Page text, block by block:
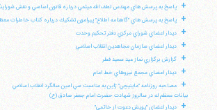
+ پاسخ به پرسش هاي مهندس لطف الله ميثمي درباره قانون اساسي و نقش
+ پاسخ به پرسش هاي "گاهنامه اطلاع" پيرامون تشكيك درباره كتاب خاطرات
+ ديدار اعضاي شوراي مركزي دفتر تحكيم وحدت
+ ديدار اعضاي سازمان مجاهدين انقلاب اسلامي
+ گزارش برگزاري نماز عيد سعيد فطر
+ ديدار اعضاي مجمع نيروهاي خط امام
+
مصاحبه روزنامه "ماينيچي" ژاپن به مناسبت سي امين سالگرد انقلاب اسلامي
بيانات معظم له در سالروز شهادت حضرت امام جعفر صادق (ع)
+ ديدار اعضاي "پويش دعوت از خاتمي"